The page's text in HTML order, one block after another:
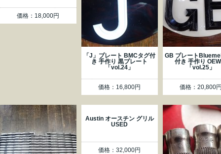
価格：18,000円
「J」プレート BMCタグ付
き 手作り 黒プレート
「vol.24」
価格：16,800円
GB プレート
付き 手作り
「vol.25」
価格：20,800
Austin オースチン グリル
USED
価格：32,000円